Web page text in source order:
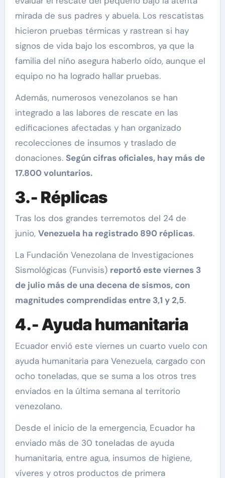
mirada de sus padres y abuela. Los rescatistas
hicieron pruebas térmicas y rastrean si hay
signos de vida bajo los escombros, ya que la
familia del niño asegura haberlo oído, aunque el
equipo no ha logrado hallar pruebas.
Además, numerosos venezolanos se han
integrado a las labores de rescate en las
edificaciones afectadas y han organizado
recolecciones de insumos y traslado de
donaciones. Según cifras oficiales, hay más de
17.800 voluntarios.
3.- Réplicas
Tras los dos grandes terremotos del 24 de
junio, Venezuela ha registrado 890 réplicas.
La Fundación Venezolana de Investigaciones
Sismológicas (Funvisis) reportó este viernes 3
de julio más de una decena de sismos, con
magnitudes comprendidas entre 3,1 y 2,5.
4.- Ayuda humanitaria
Ecuador envió este viernes un cuarto vuelo con
ayuda humanitaria para Venezuela, cargado con
ocho toneladas, que se suma a los otros tres
enviados en la última semana al territorio
venezolano.
Desde el inicio de la emergencia, Ecuador ha
enviado más de 30 toneladas de ayuda
humanitaria, entre agua, insumos de higiene,
víveres y otros productos de primera